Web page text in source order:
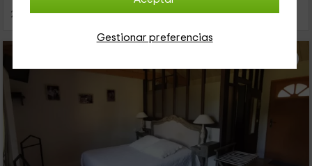
Gestionar preferencias
25 Kilómetros)